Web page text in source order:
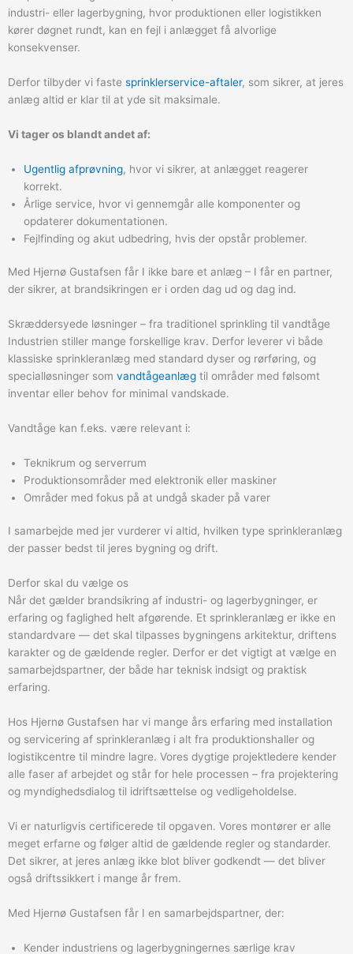
industri- eller lagerbygning, hvor produktionen eller logistikken
kører døgnet rundt, kan en fejl i anlægget få alvorlige
konsekvenser.
Derfor tilbyder vi faste sprinklerservice-aftaler, som sikrer, at jeres
anlæg altid er klar til at yde sit maksimale.
Vi tager os blandt andet af:
Ugentlig afprøvning, hvor vi sikrer, at anlægget reagerer
korrekt.
Årlige service, hvor vi gennemgår alle komponenter og
opdaterer dokumentationen.
Fejlfinding og akut udbedring, hvis der opstår problemer.
Med Hjernø Gustafsen får I ikke bare et anlæg – I får en partner,
der sikrer, at brandsikringen er i orden dag ud og dag ind.
Skræddersyede løsninger – fra traditionel sprinkling til vandtåge
Industrien stiller mange forskellige krav. Derfor leverer vi både
klassiske sprinkleranlæg med standard dyser og rørføring, og
specialløsninger som vandtågeanlæg til områder med følsomt
inventar eller behov for minimal vandskade.
Vandtåge kan f.eks. være relevant i:
Teknikrum og serverrum
Produktionsområder med elektronik eller maskiner
Områder med fokus på at undgå skader på varer
I samarbejde med jer vurderer vi altid, hvilken type sprinkleranlæg
der passer bedst til jeres bygning og drift.
Derfor skal du vælge os
Når det gælder brandsikring af industri- og lagerbygninger, er
erfaring og faglighed helt afgørende. Et sprinkleranlæg er ikke en
standardvare — det skal tilpasses bygningens arkitektur, driftens
karakter og de gældende regler. Derfor er det vigtigt at vælge en
samarbejdspartner, der både har teknisk indsigt og praktisk
erfaring.
Hos Hjernø Gustafsen har vi mange års erfaring med installation
og servicering af sprinkleranlæg i alt fra produktionshaller og
logistikcentre til mindre lagre. Vores dygtige projektledere kender
alle faser af arbejdet og står for hele processen – fra projektering
og myndighedsdialog til idriftsættelse og vedligeholdelse.
Vi er naturligvis certificerede til opgaven. Vores montører er alle
meget erfarne og følger altid de gældende regler og standarder.
Det sikrer, at jeres anlæg ikke blot bliver godkendt — det bliver
også driftssikkert i mange år frem.
Med Hjernø Gustafsen får I en samarbejdspartner, der:
Kender industriens og lagerbygningernes særlige krav